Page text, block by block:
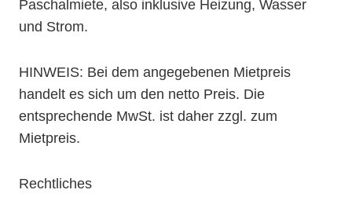
Paschalmiete, also inklusive Heizung, Wasser
und Strom.
HINWEIS: Bei dem angegebenen Mietpreis
handelt es sich um den netto Preis. Die
entsprechende MwSt. ist daher zzgl. zum
Mietpreis.
Rechtliches